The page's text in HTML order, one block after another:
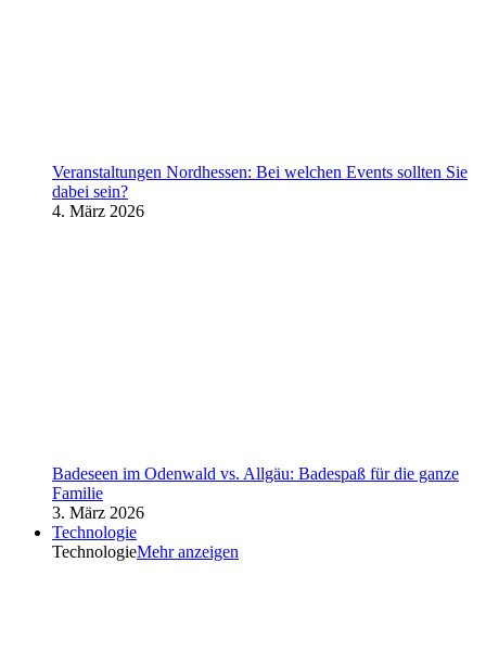
Veranstaltungen Nordhessen: Bei welchen Events sollten Sie
dabei sein?
4. März 2026
Badeseen im Odenwald vs. Allgäu: Badespaß für die ganze
Familie
3. März 2026
Technologie
TechnologieMehr anzeigen